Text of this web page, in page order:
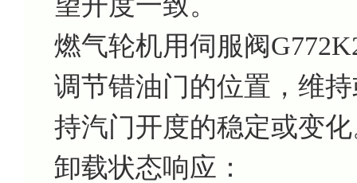
燃气轮机用伺服阀
调节错油门的位置，维
持汽门开度的稳定或变
卸载状态响应：